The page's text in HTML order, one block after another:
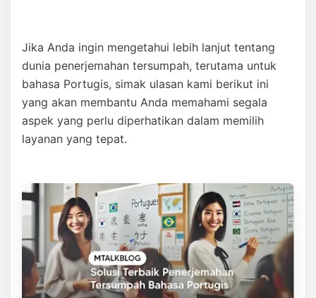
Jika Anda ingin mengetahui lebih lanjut tentang
dunia penerjemahan tersumpah, terutama untuk
bahasa Portugis, simak ulasan kami berikut ini
yang akan membantu Anda memahami segala
aspek yang perlu diperhatikan dalam memilih
layanan yang tepat.